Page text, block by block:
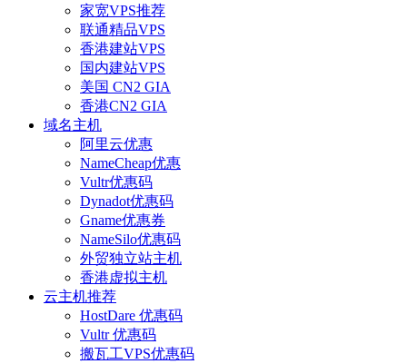
家宽VPS推荐
联通精品VPS
香港建站VPS
国内建站VPS
美国 CN2 GIA
香港CN2 GIA
域名主机
阿里云优惠
NameCheap优惠
Vultr优惠码
Dynadot优惠码
Gname优惠券
NameSilo优惠码
外贸独立站主机
香港虚拟主机
云主机推荐
HostDare 优惠码
Vultr 优惠码
搬瓦工VPS优惠码